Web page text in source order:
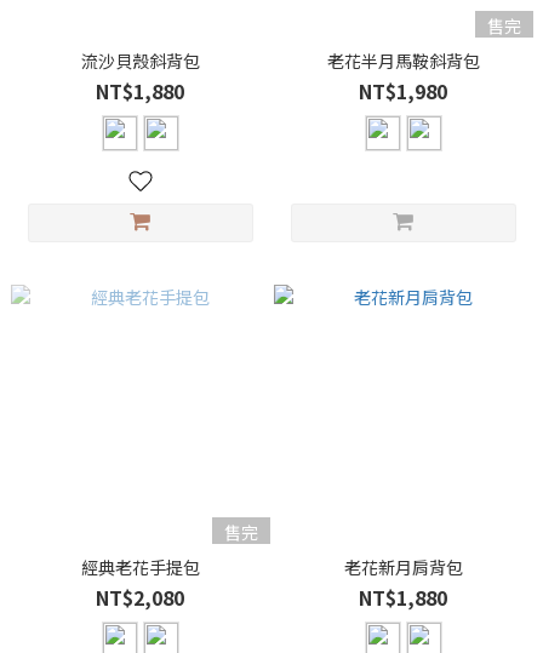
流沙貝殼斜背包
NT$1,880
售完
老花半月馬鞍斜背包
NT$1,980
售完
經典老花手提包
NT$2,080
老花新月肩背包
NT$1,880